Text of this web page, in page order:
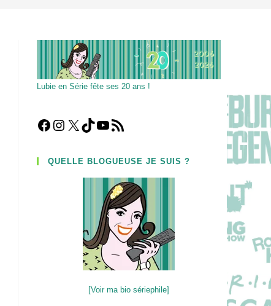
Lubie en Série fête ses 20 ans !
Facebook
Instagram
X TikTokYouTube
Flux RSS
QUELLE BLOGUEUSE JE SUIS ?
[Voir ma bio sériephile]